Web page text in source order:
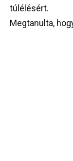
túlélésért.
Megtanulta,